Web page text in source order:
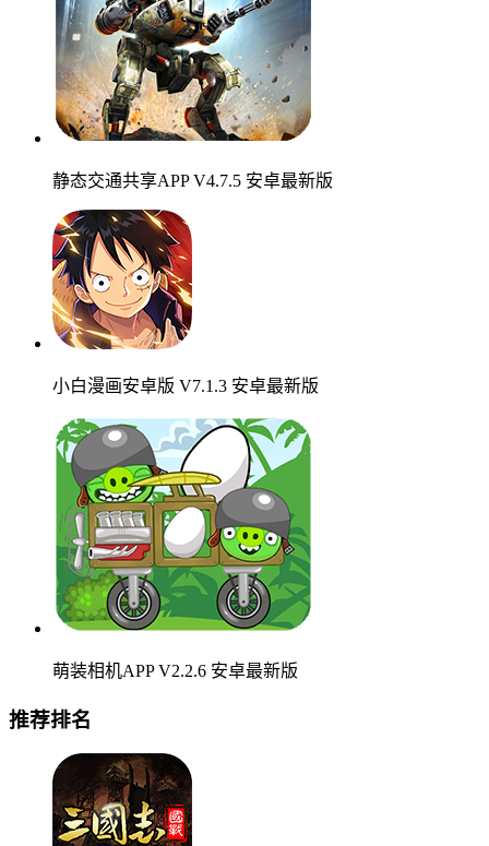
静态交通共享APP V4.7.5 安卓最新版
小白漫画安卓版 V7.1.3 安卓最新版
萌装相机APP V2.2.6 安卓最新版
推荐排名